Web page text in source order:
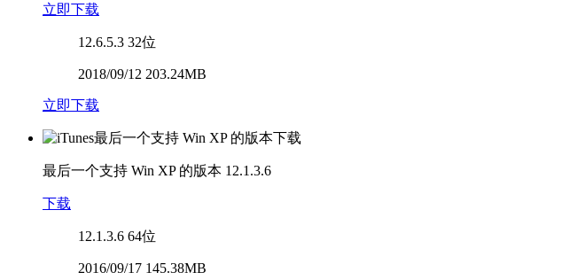
立即下载
12.6.5.3 32位
2018/09/12 203.24MB
立即下载
最后一个支持 Win XP 的版本 12.1.3.6
下载
12.1.3.6 64位
2016/09/17 145.38MB